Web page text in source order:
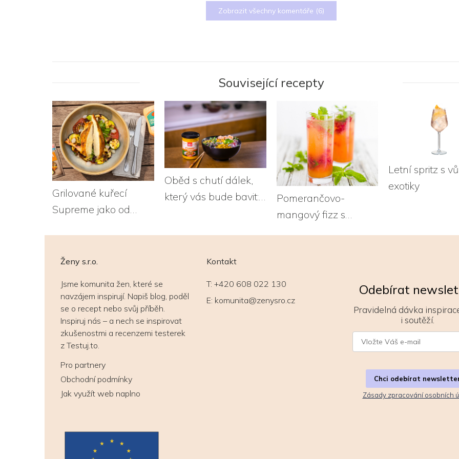
Zobrazit všechny komentáře (6)
Související recepty
Grilované kuřecí
Supreme jako od
Oběd s chutí dálek,
který vás bude bavit:
Pomerančovo-
mangový fizz s
Letní spritz s
exotiky
Ženy s.r.o.
Jsme komunita žen, které se
navzájem inspirují. Napiš blog, poděl
se o recept nebo svůj příběh.
Inspiruj nás – a nech se inspirovat
zkušenostmi a recenzemi testerek
z Testuj.to.
Pro partnery
Obchodní podmínky
Jak využít web naplno
Kontakt
T: +420 608 022 130
E: komunita@zenysro.cz
Odebírat
Pravidelná dávka
i soutěží.
Chci odebírat
Zásady zpracování osobních